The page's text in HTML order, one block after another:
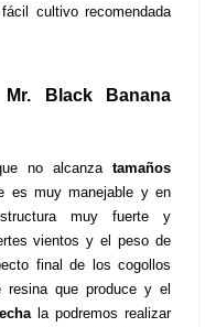
cultivo recomendada
Black Banana
no alcanza
es muy manejable y en
muy fuerte y
vientos y el peso de
final de los cogollos
que produce y el
la podremos realizar